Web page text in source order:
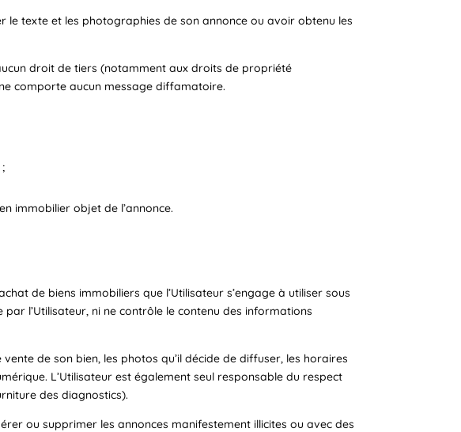
texte et les photographies de son annonce ou avoir obtenu les
droit de tiers (notamment aux droits de propriété
comporte aucun message diffamatoire.
immobilier objet de l’annonce.
de biens immobiliers que l’Utilisateur s’engage à utiliser sous
l’Utilisateur, ni ne contrôle le contenu des informations
de son bien, les photos qu’il décide de diffuser, les horaires
L’Utilisateur est également seul responsable du respect
des diagnostics).
ou supprimer les annonces manifestement illicites ou avec des